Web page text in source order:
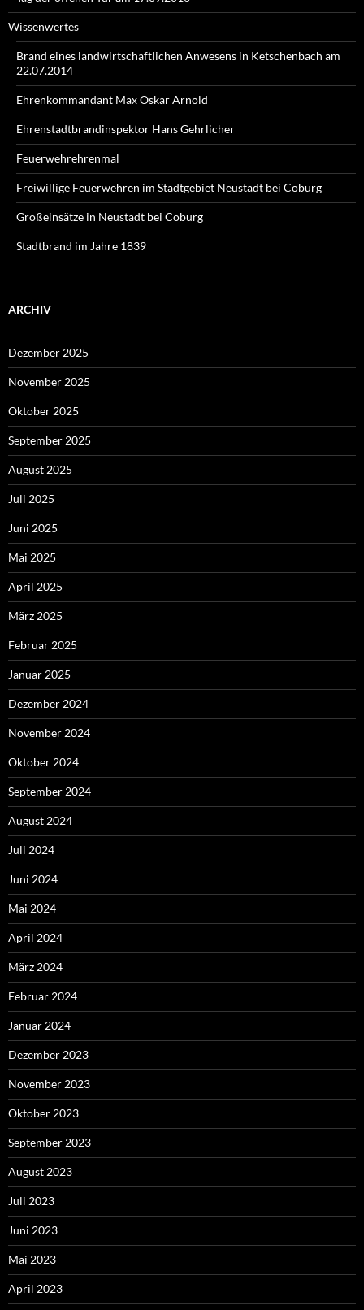
Wissenwertes
Brand eines landwirtschaftlichen Anwesens in Ketschenbach am
22.07.2014
Ehrenkommandant Max Oskar Arnold
Ehrenstadtbrandinspektor Hans Gehrlicher
Feuerwehrehrenmal
Freiwillige Feuerwehren im Stadtgebiet Neustadt bei Coburg
Großeinsätze in Neustadt bei Coburg
Stadtbrand im Jahre 1839
ARCHIV
Dezember 2025
November 2025
Oktober 2025
September 2025
August 2025
Juli 2025
Juni 2025
Mai 2025
April 2025
März 2025
Februar 2025
Januar 2025
Dezember 2024
November 2024
Oktober 2024
September 2024
August 2024
Juli 2024
Juni 2024
Mai 2024
April 2024
März 2024
Februar 2024
Januar 2024
Dezember 2023
November 2023
Oktober 2023
September 2023
August 2023
Juli 2023
Juni 2023
Mai 2023
April 2023